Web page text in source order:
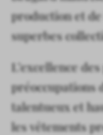
production et
superbes
L’excellence
préoccupations
talentueux et
les vêtements